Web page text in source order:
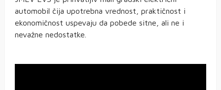
automobil čija upotrebna vrednost, praktičnost i
ekonomičnost uspevaju da pobede sitne, ali ne i
nevažne nedostatke.